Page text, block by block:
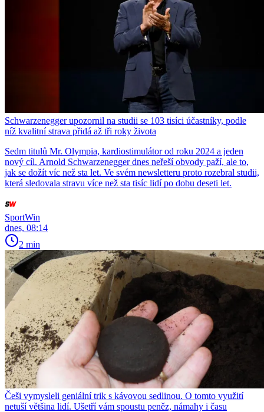
Schwarzenegger upozornil na studii se 103 tisíci účastníky, podle
níž kvalitní strava přidá až tři roky života
Sedm titulů Mr. Olympia, kardiostimulátor od roku 2024 a jeden
nový cíl. Arnold Schwarzenegger dnes neřeší obvody paží, ale to,
jak se dožít víc než sta let. Ve svém newsletteru proto rozebral studii,
která sledovala stravu více než sta tisíc lidí po dobu deseti let.
SportWin
dnes, 08:14
2 min
Češi vymysleli geniální trik s kávovou sedlinou. O tomto využití
netuší většina lidí. Ušetří vám spoustu peněz, námahy i času